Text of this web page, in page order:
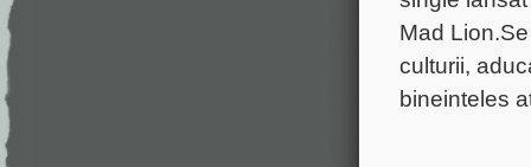
Mad
culturii,
bineinteles